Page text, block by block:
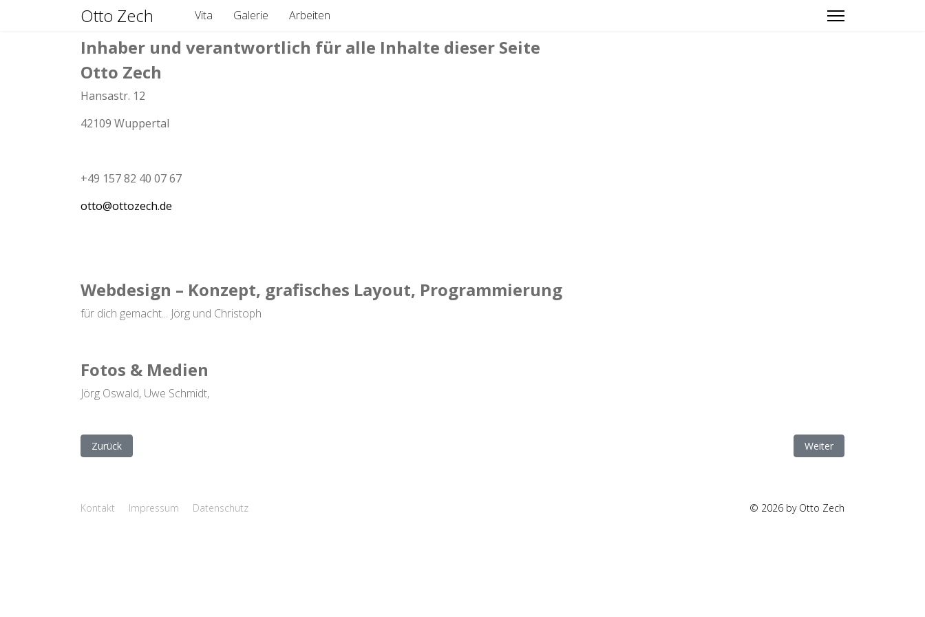
Otto Zech Vita Galerie Arbeiten
Inhaber und verantwortlich für alle Inhalte dieser Seite
Otto Zech
Hansastr. 12
42109 Wuppertal
+49 157 82 40 07 67
otto@ottozech.de
Webdesign – Konzept, grafisches Layout, Programmierung
für dich gemacht... Jörg und Christoph
Fotos & Medien
Jörg Oswald, Uwe Schmidt,
Vorheriger Beitrag: Datenschutz
Zurück Nächster Beitrag: Kontakt
Weiter
Kontakt Impressum Datenschutz © 2026 by Otto Zech